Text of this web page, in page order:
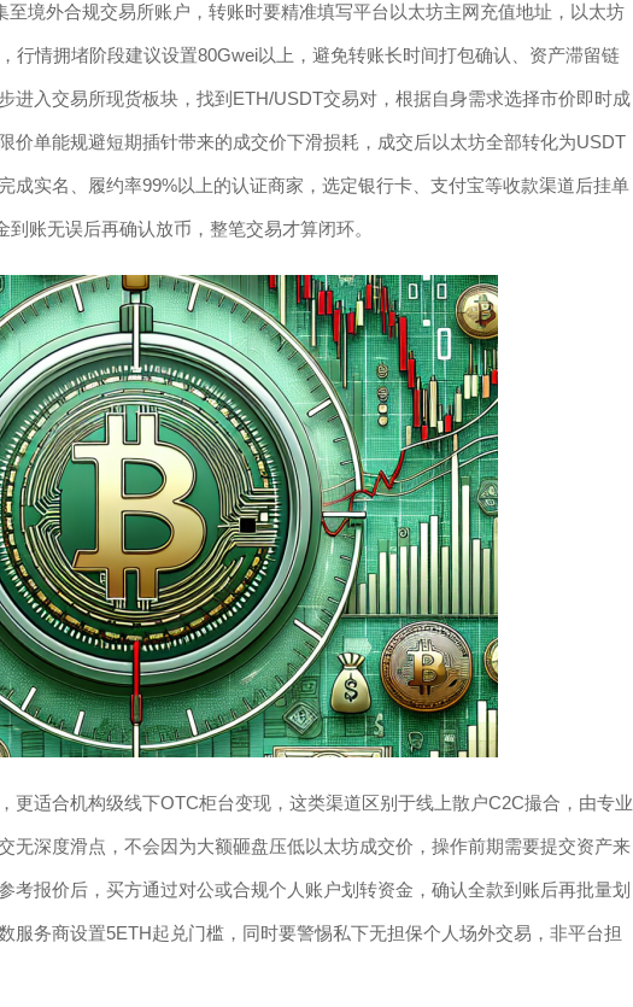
境外合规交易所账户，转账时要精准填写平台以太坊主网充值地址，以太坊
行情拥堵阶段建议设置80Gwei以上，避免转账长时间打包确认、资产滞留链
进入交易所现货板块，找到ETH/USDT交易对，根据自身需求选择市价即时成
价单能规避短期插针带来的成交价下滑损耗，成交后以太坊全部转化为USDT
成实名、履约率99%以上的认证商家，选定银行卡、支付宝等收款渠道后挂单
账无误后再确认放币，整笔交易才算闭环。
更适合机构级线下OTC柜台变现，这类渠道区别于线上散户C2C撮合，由专业
无深度滑点，不会因为大额砸盘压低以太坊成交价，操作前期需要提交资产来
考报价后，买方通过对公或合规个人账户划转资金，确认全款到账后再批量划
服务商设置5ETH起兑门槛，同时要警惕私下无担保个人场外交易，非平台担